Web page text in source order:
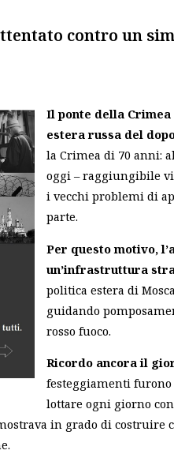
contro un
Il ponte della
estera russa del
la Crimea di 70 anni:
oggi – raggiungibile
i vecchi problemi di
parte.
Per questo motivo,
un’infrastruttura
politica estera di
guidando
rosso fuoco.
Ricordo ancora il
festeggiamenti
lottare ogni giorno
in grado di